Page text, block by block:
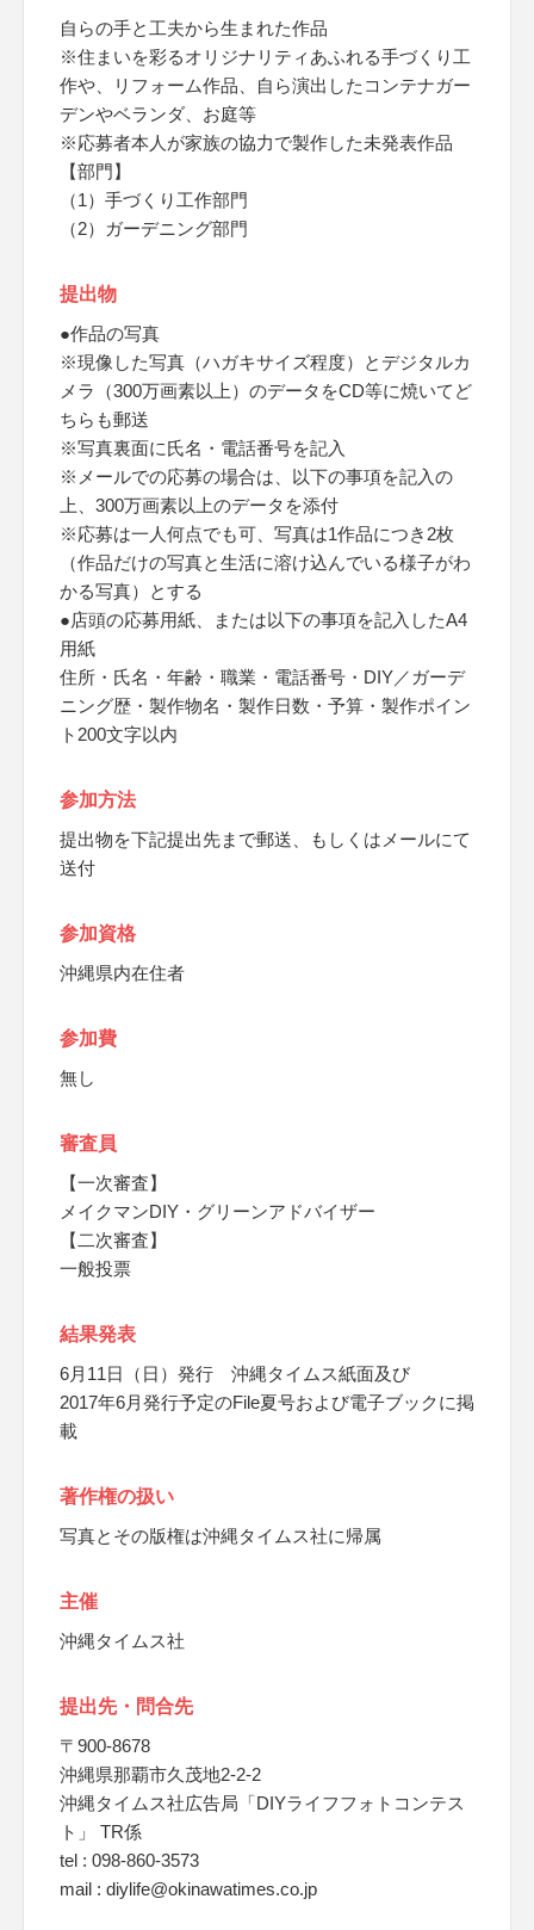
自らの手と工夫から生まれた作品
※住まいを彩るオリジナリティあふれる手づくり工
作や、リフォーム作品、自ら演出したコンテナガー
デンやベランダ、お庭等
※応募者本人が家族の協力で製作した未発表作品
【部門】
（1）手づくり工作部門
（2）ガーデニング部門
提出物
●作品の写真
※現像した写真（ハガキサイズ程度）とデジタルカ
メラ（300万画素以上）のデータをCD等に焼いてど
ちらも郵送
※写真裏面に氏名・電話番号を記入
※メールでの応募の場合は、以下の事項を記入の
上、300万画素以上のデータを添付
※応募は一人何点でも可、写真は1作品につき2枚
（作品だけの写真と生活に溶け込んでいる様子がわ
かる写真）とする
●店頭の応募用紙、または以下の事項を記入したA4
用紙
住所・氏名・年齢・職業・電話番号・DIY／ガーデ
ニング歴・製作物名・製作日数・予算・製作ポイン
ト200文字以内
参加方法
提出物を下記提出先まで郵送、もしくはメールにて
送付
参加資格
沖縄県内在住者
参加費
無し
審査員
【一次審査】
メイクマンDIY・グリーンアドバイザー
【二次審査】
一般投票
結果発表
6月11日（日）発行 沖縄タイムス紙面及び
2017年6月発行予定のFile夏号および電子ブックに掲
載
著作権の扱い
写真とその版権は沖縄タイムス社に帰属
主催
沖縄タイムス社
提出先・問合先
〒900-8678
沖縄県那覇市久茂地2-2-2
沖縄タイムス社広告局「DIYライフフォトコンテス
ト」 TR係
tel : 098-860-3573
mail : diylife@okinawatimes.co.jp